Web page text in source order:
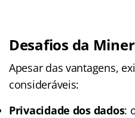
Desafios da
Apesar das vantagens,
consideráveis:
Privacidade dos dados: